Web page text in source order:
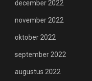
december 2022
november 2022
oktober 2022
september 2022
augustus 2022